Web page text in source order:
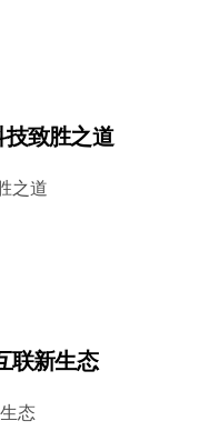
致胜之道
之道
联新生态
态